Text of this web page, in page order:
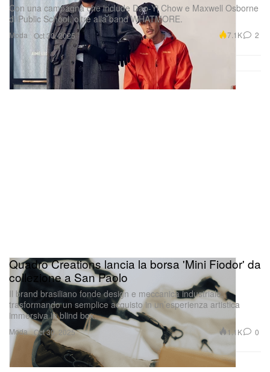
Moda
Con una campagna che include Dao‑Yi Chow e Maxwell Osborne
di Public School, oltre alla band WHATMORE.
Oct 30, 2025 7.1K 2
Moda
Quadro Creations lancia la borsa 'Mini Fiodor' da
collezione a San Paolo
Il brand brasiliano fonde design e meccanica industriale,
trasformando un semplice acquisto in un’esperienza artistica
immersiva in blind box.
Oct 30, 2025 1.1K 0